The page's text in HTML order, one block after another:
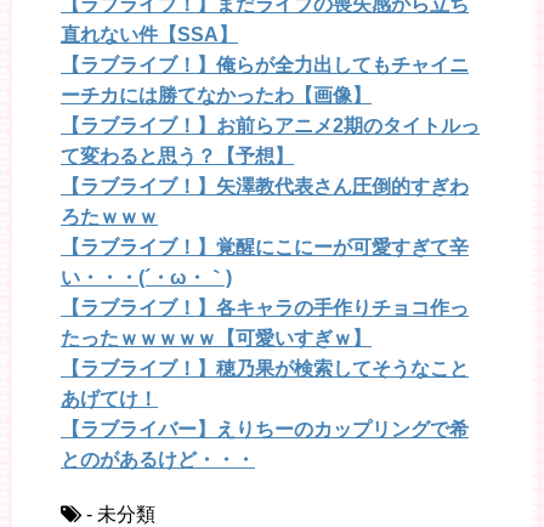
【ラブライブ！】まだライブの喪失感から立ち
直れない件【SSA】
【ラブライブ！】俺らが全力出してもチャイニ
ーチカには勝てなかったわ【画像】
【ラブライブ！】お前らアニメ2期のタイトルっ
て変わると思う？【予想】
【ラブライブ！】矢澤教代表さん圧倒的すぎわ
ろたｗｗｗ
【ラブライブ！】覚醒にこにーが可愛すぎて辛
い・・・(´・ω・｀)
【ラブライブ！】各キャラの手作りチョコ作っ
たったｗｗｗｗｗ【可愛いすぎｗ】
【ラブライブ！】穂乃果が検索してそうなこと
あげてけ！
【ラブライバー】えりちーのカップリングで希
とのがあるけど・・・
- 未分類